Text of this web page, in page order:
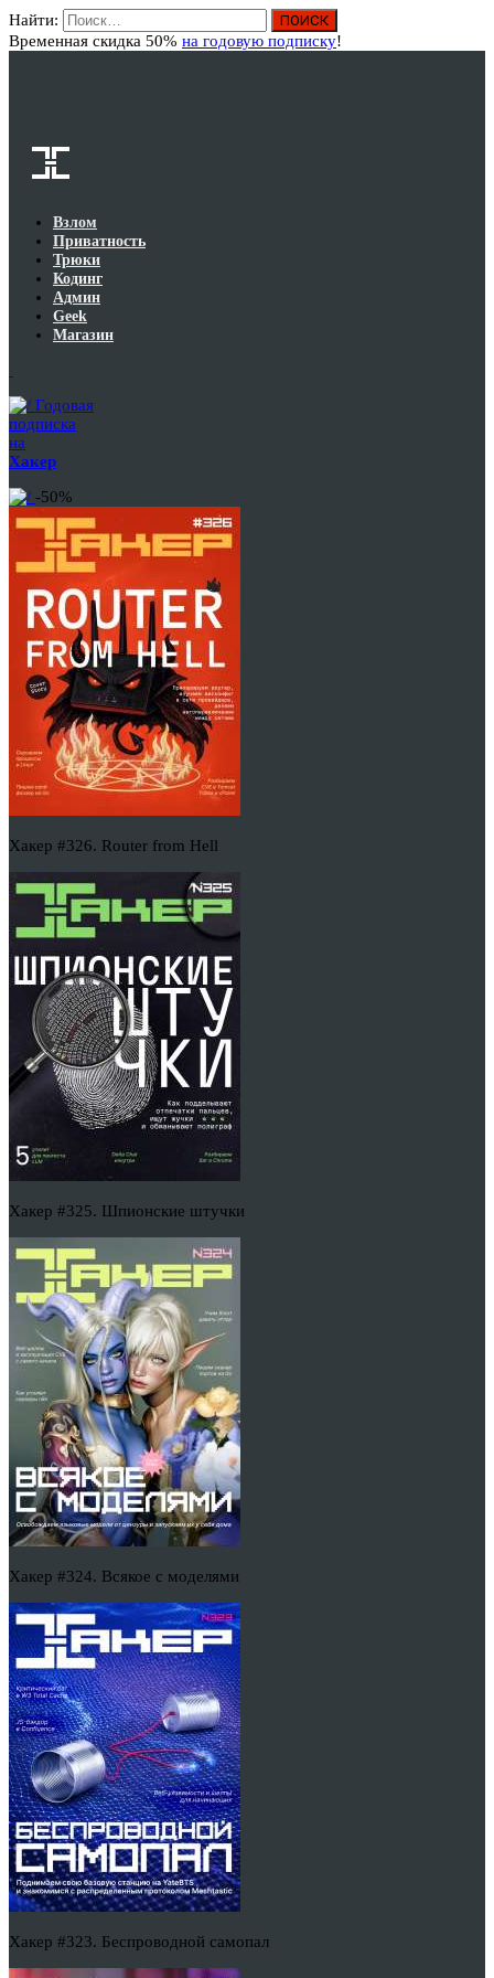
Найти:
Временная скидка 50% на годовую подписку!
Взлом
Приватность
Трюки
Кодинг
Админ
Geek
Магазин
Годовая
подписка
на
Хакер
-50%
Хакер #326. Router from Hell
Хакер #325. Шпионские штучки
Хакер #324. Всякое с моделями
Хакер #323. Беспроводной самопал